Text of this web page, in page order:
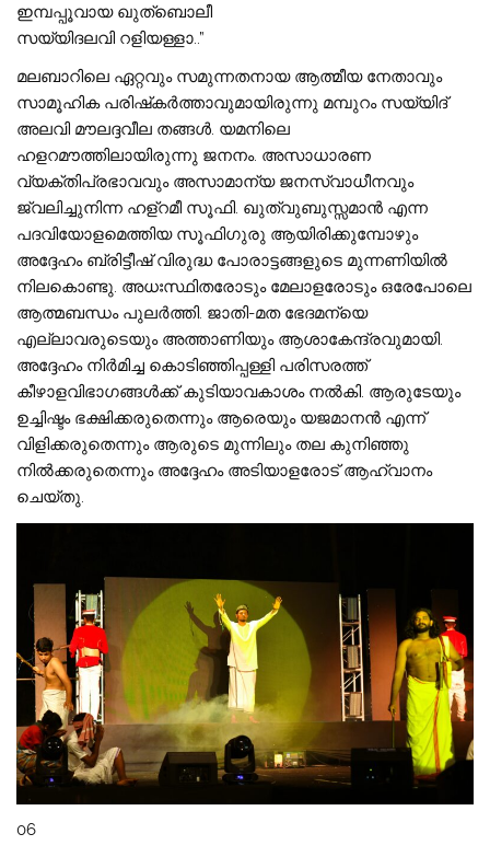
ഇമ്പപ്പൂവായ ഖുത്ബൊലീ
സയ്യിദലവി റളിയള്ളാ..”
മലബാറിലെ ഏറ്റവും സമുന്നതനായ ആത്മീയ നേതാവും
സാമൂഹിക പരിഷ്‌കർത്താവുമായിരുന്നു മമ്പുറം സയ്യിദ്
അലവി മൗലദ്ദവീല തങ്ങൾ. യമനിലെ
ഹളറമൗത്തിലായിരുന്നു ജനനം. അസാധാരണ
വ്യക്തിപ്രഭാവവും അസാമാന്യ ജനസ്വാധീനവും
ജ്വലിച്ചുനിന്ന ഹള്‌റമീ സൂഫി. ഖുത്വുബുസ്സമാന്‍ എന്ന
പദവിയോളമെത്തിയ സൂഫിഗുരു ആയിരിക്കുമ്പോഴും
അദ്ദേഹം ബ്രിട്ടീഷ് വിരുദ്ധ പോരാട്ടങ്ങളുടെ മുന്നണിയിൽ
നിലകൊണ്ടു. അധഃസ്ഥിതരോടും മേലാളരോടും ഒരേപോലെ
ആത്മബന്ധം പുലർത്തി. ജാതി-മത ഭേദമന്യെ
എല്ലാവരുടെയും അത്താണിയും ആശാകേന്ദ്രവുമായി.
അദ്ദേഹം നിർമിച്ച കൊടിഞ്ഞിപ്പള്ളി പരിസരത്ത്
കീഴാളവിഭാഗങ്ങൾക്ക് കുടിയാവകാശം നൽകി. ആരുടേയും
ഉച്ചിഷ്ടം ഭക്ഷിക്കരുതെന്നും ആരെയും യജമാനൻ എന്ന്
വിളിക്കരുതെന്നും ആരുടെ മുന്നിലും തല കുനിഞ്ഞു
നിൽക്കരുതെന്നും അദ്ദേഹം അടിയാളരോട് ആഹ്വാനം
ചെയ്‌തു.
06